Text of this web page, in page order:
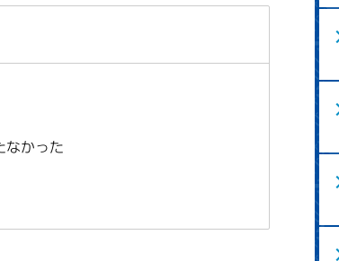
なかった